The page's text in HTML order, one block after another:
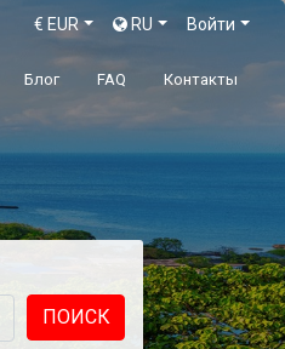
Войти
RU
€ EUR
Блог FAQ Контакты
ПОИСК